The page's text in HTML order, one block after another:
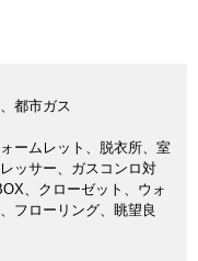
都市ガス
ームレット、脱衣所、室
ッサー、ガスコンロ対
、クローゼット、ウォ
フローリング、眺望良